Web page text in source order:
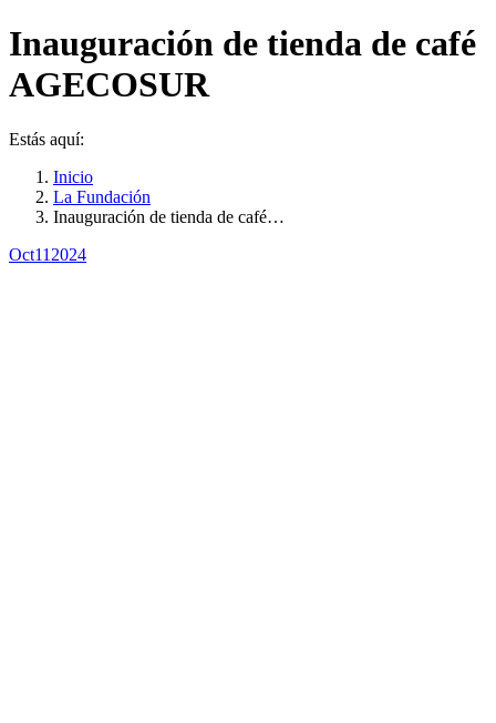
Inauguración de tienda de café
AGECOSUR
Estás aquí:
Inicio
La Fundación
Inauguración de tienda de café…
Oct11 2024